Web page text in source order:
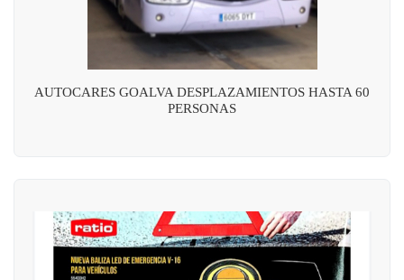
AUTOCARES GOALVA DESPLAZAMIENTOS HASTA 60
PERSONAS